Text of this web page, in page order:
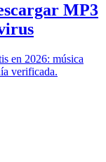
MP3
en 2026: música
verificada.